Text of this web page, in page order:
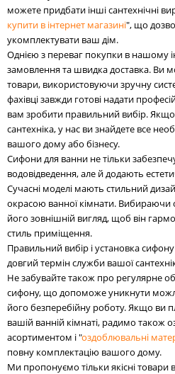
можете придбати інші сантехнічні
купити в інтернет магазині", що
укомплектувати ваш дім.
Однією з переваг покупки в нашому
замовлення та швидка доставка. Ви
товари, використовуючи зручну
фахівці завжди готові надати
вам зробити правильний вибір. Якщо
сантехніка, у нас ви знайдете все
вашого дому або бізнесу.
Сифони для ванни не тільки
водовідведення, але й додають
Сучасні моделі мають стильний
окрасою ванної кімнати. Вибираючи
його зовнішній вигляд, щоб він
стиль приміщення.
Правильний вибір і установка
довгий термін служби вашої
Не забувайте також про регулярне
сифону, що допоможе уникнути
його безперебійну роботу. Якщо ви
вашій ванній кімнаті, радимо також
асортиментом і "оздоблювальні
повну комплектацію вашого дому.
Ми пропонуємо тільки якісні товари